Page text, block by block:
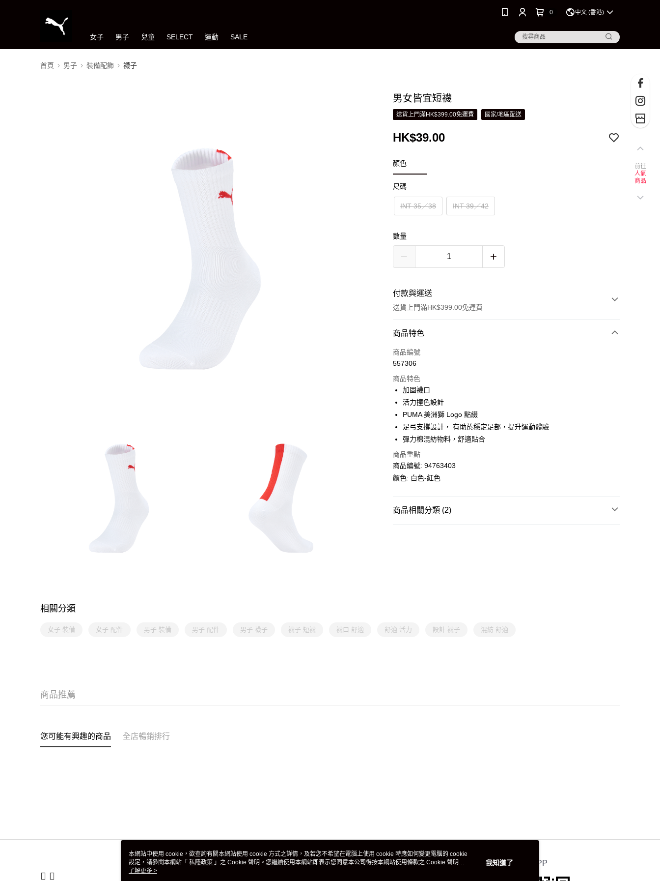
0 中文 (香港)
女子 男子 兒童 SELECT 運動 SALE
首頁 男子 裝備配飾 襪子
男女皆宜短襪
送貨上門滿HK$399.00免運費 國家/地區配送
HK$39.00
顏色
尺碼
INT 35／38 INT 39／42
數量
付款與運送
送貨上門滿HK$399.00免運費
付款方式
信用卡
相關說明
Alipay, PayMe, WeChat Pay, UnionPay, FPS
送貨方式
單筆訂單淨值滿$399可享免運費優惠
每筆HK$30.00，滿HK$399.00或以上免運費
滿$599可享澳門免運費優惠
商品特色
商品編號
557306
商品特色
加固襪口
活力撞色設計
PUMA 美洲獅 Logo 點綴
足弓支撐設計， 有助於穩定足部，提升運動體驗
彈力棉混紡物料，舒適貼合
商品重點
商品編號: 94763403
顏色: 白色-紅色
商品相關分類 (2)
相關分類
女子 裝備 女子 配件 男子 裝備 男子 配件 男子 襪子 襪子 短襪 襪口 舒適 舒適 活力 設計 襪子 混紡 舒適
商品推薦
您可能有興趣的商品 全店暢銷排行
關於我們 客戶服務 官方APP
前往
人氣
商品
本網站中使用 cookie，欲查詢有關本網站使用 cookie 方式之詳情，及若您不希望在電腦上使用 cookie 時應如何變更電腦的 cookie
設定，請參閱本網站「 私隱政策 」之 Cookie 聲明。您繼續使用本網站即表示您同意本公司得按本網站使用條款之 Cookie 聲明使
用 cookie。
了解更多 >
我知道了